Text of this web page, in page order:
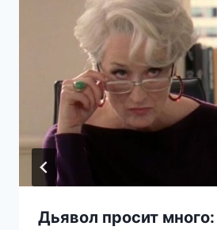
Дьявол просит